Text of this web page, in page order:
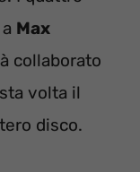
Max
collaborato
volta il
disco.